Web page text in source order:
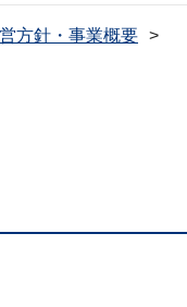
方針・事業概要